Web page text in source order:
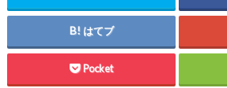
はてブ
Pocket